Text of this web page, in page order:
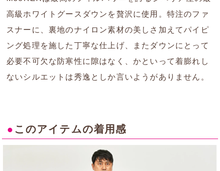
高級ホワイトグースダウンを贅沢に使用。特注のファ
スナーに、裏地のナイロン素材の美しさ加えてパイピ
ング処理を施した丁寧な仕上げ、またダウンにとって
必要不可欠な防寒性に隙はなく、かといって着膨れし
ないシルエットは秀逸としか言いようがありません。
● このアイテムの着用感